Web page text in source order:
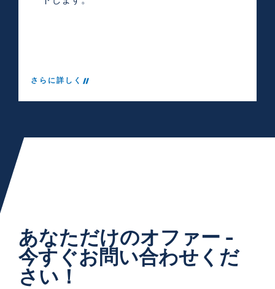
さらに詳しく
あなただけのオファー -
今すぐお問い合わせくだ
さい！